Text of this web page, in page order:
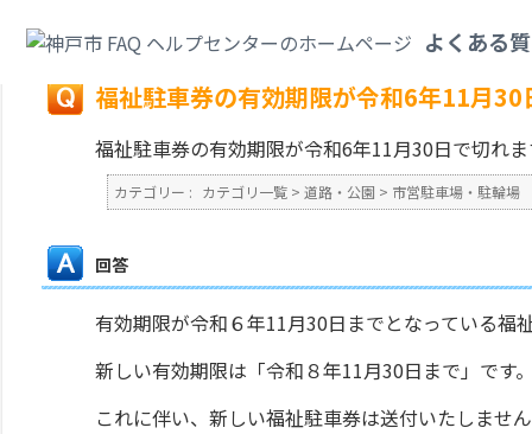
よくある
戻る
福祉駐車券の有効期限が令和6年11月
福祉駐車券の有効期限が令和6年11月30日で切れ
カテゴリー : カテゴリ一覧 > 道路・公園 > 市営駐車場・駐輪場
回答
有効期限が令和６年11月30日までとなっている福
新しい有効期限は「令和８年11月30日まで」です
これに伴い、新しい福祉駐車券は送付いたしませ